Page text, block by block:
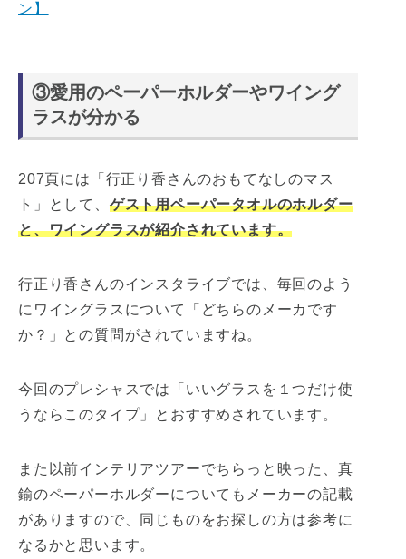
ン】
③愛用のペーパーホルダーやワイング
ラスが分かる
207頁には「行正り香さんのおもてなしのマス
ト」として、 ゲスト用ペーパータオルのホルダー
と、ワイングラスが紹介されています。
行正り香さんのインスタライブでは、毎回のよう
にワイングラスについて「どちらのメーカです
か？」との質問がされていますね。
今回のプレシャスでは「いいグラスを１つだけ使
うならこのタイプ」とおすすめされています。
また以前インテリアツアーでちらっと映った、真
鍮のペーパーホルダーについてもメーカーの記載
がありますので、同じものをお探しの方は参考に
なるかと思います。